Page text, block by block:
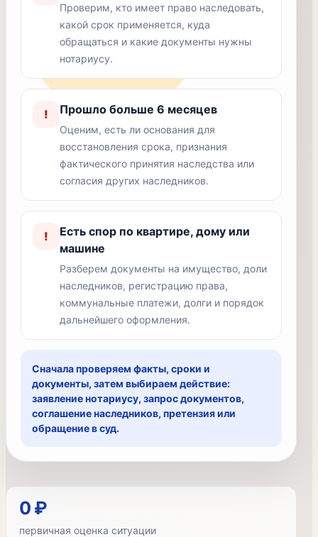
Проверим, кто имеет право наследовать,
какой срок применяется, куда
обращаться и какие документы нужны
нотариусу.
! Прошло больше 6 месяцев
Оценим, есть ли основания для
восстановления срока, признания
фактического принятия наследства или
согласия других наследников.
!
Есть спор по квартире, дому или
машине
Разберем документы на имущество, доли
наследников, регистрацию права,
коммунальные платежи, долги и порядок
дальнейшего оформления.
Сначала проверяем факты, сроки и
документы, затем выбираем действие:
заявление нотариусу, запрос документов,
соглашение наследников, претензия или
обращение в суд.
0 ₽
первичная оценка ситуации